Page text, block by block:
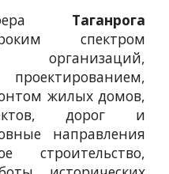
Таганрога
спектром
жилых домов,
дорог и
направления
строительство,